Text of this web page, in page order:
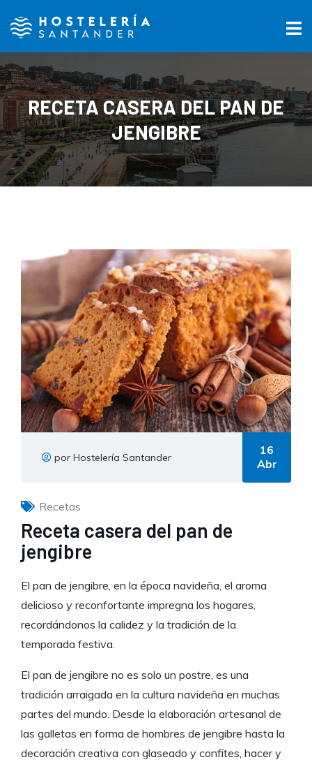
RECETA CASERA DEL PAN DE
JENGIBRE
por Hostelería Santander
16
Abr
Recetas
Receta casera del pan de
jengibre
El pan de jengibre, en la época navideña, el aroma
delicioso y reconfortante impregna los hogares,
recordándonos la calidez y la tradición de la
temporada festiva.
El pan de jengibre no es solo un postre, es una
tradición arraigada en la cultura navideña en muchas
partes del mundo. Desde la elaboración artesanal de
las galletas en forma de hombres de jengibre hasta la
decoración creativa con glaseado y confites, hacer y